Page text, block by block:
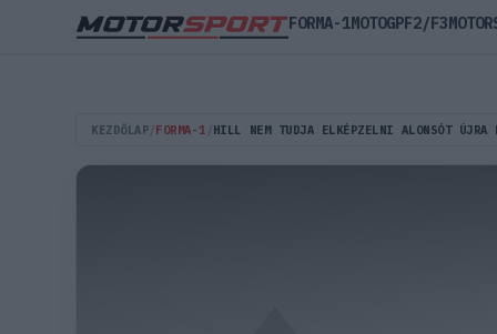
KEZDŐLAP FORMA-1 HILL NEM TUDJA ELKÉPZELNI ALONSÓT ÚJRA
FORMA-1MOTOGPF2/F3